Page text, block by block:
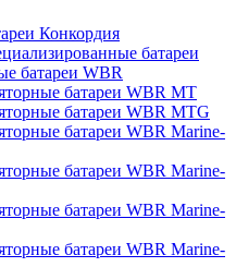
Конкордия
батареи
батареи WBR
батареи WBR MT
батареи WBR MTG
батареи WBR Marine-
батареи WBR Marine-
батареи WBR Marine-
батареи WBR Marine-